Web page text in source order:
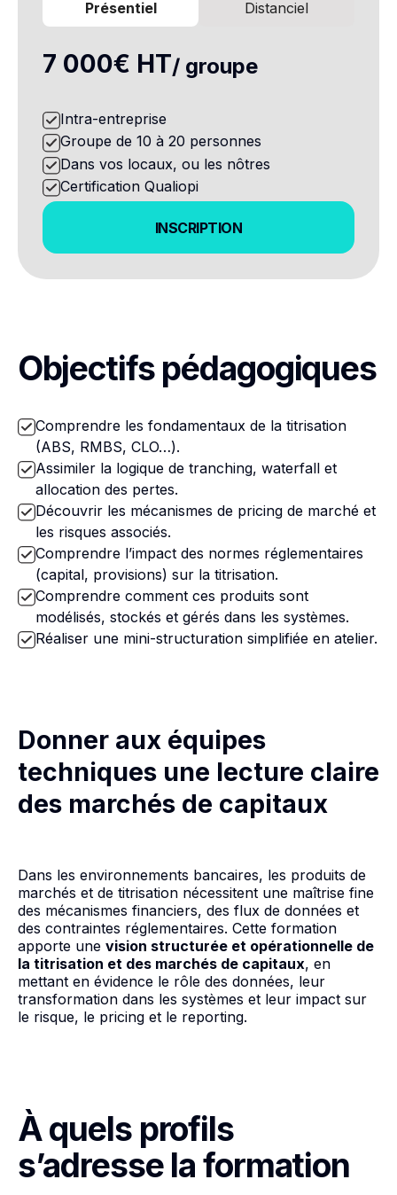
Présentiel Distanciel
7 000€ HT/ groupe
Intra-entreprise
Groupe de 10 à 20 personnes
Dans vos locaux, ou les nôtres
Certification Qualiopi
INSCRIPTION
INSCRIPTION
Objectifs pédagogiques
Comprendre les fondamentaux de la titrisation
(ABS, RMBS, CLO…).
Assimiler la logique de tranching, waterfall et
allocation des pertes.
Découvrir les mécanismes de pricing de marché et
les risques associés.
Comprendre l’impact des normes réglementaires
(capital, provisions) sur la titrisation.
Comprendre comment ces produits sont
modélisés, stockés et gérés dans les systèmes.
Réaliser une mini-structuration simplifiée en atelier.
Donner aux équipes
techniques une lecture claire
des marchés de capitaux
Dans les environnements bancaires, les produits de
marchés et de titrisation nécessitent une maîtrise fine
des mécanismes financiers, des flux de données et
des contraintes réglementaires. Cette formation
apporte une vision structurée et opérationnelle de
la titrisation et des marchés de capitaux, en
mettant en évidence le rôle des données, leur
transformation dans les systèmes et leur impact sur
le risque, le pricing et le reporting.
À quels profils
s’adresse la formation